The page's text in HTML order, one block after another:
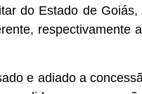
do Estado de
respectivamente
e adiado a